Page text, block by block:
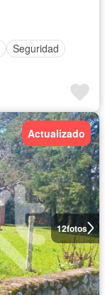
Seguridad
12fotos
Actualizado